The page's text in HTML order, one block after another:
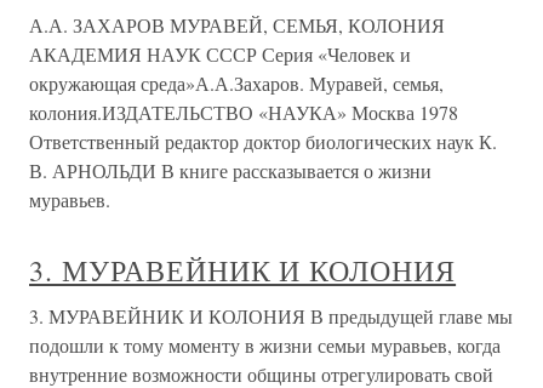
А.А. ЗАХАРОВ МУРАВЕЙ, СЕМЬЯ, КОЛОНИЯ
АКАДЕМИЯ НАУК СССР Серия «Человек и
окружающая среда»А.А.Захаров. Муравей, семья,
колония.ИЗДАТЕЛЬСТВО «НАУКА» Москва 1978
Ответственный редактор доктор биологических наук К.
В. АРНОЛЬДИ В книге рассказывается о жизни
муравьев.
3. МУРАВЕЙНИК И КОЛОНИЯ
3. МУРАВЕЙНИК И КОЛОНИЯ В предыдущей главе мы
подошли к тому моменту в жизни семьи муравьев, когда
внутренние возможности общины отрегулировать свой